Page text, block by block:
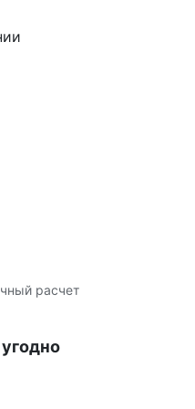
расчет